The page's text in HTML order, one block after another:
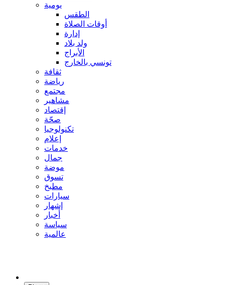
يومية
الطقس
أوقات الصلاة
إدارة
ولد بلاد
الأبراج
تونسي بالخارج
ثقافة
رياضة
مجتمع
مشاهير
إقتصاد
صحّة
تكنولوجيا
إعلام
خدمات
جمال
موضة
تسوق
مطبخ
سيارات
إشهار
أخبار
سياسة
عالمية